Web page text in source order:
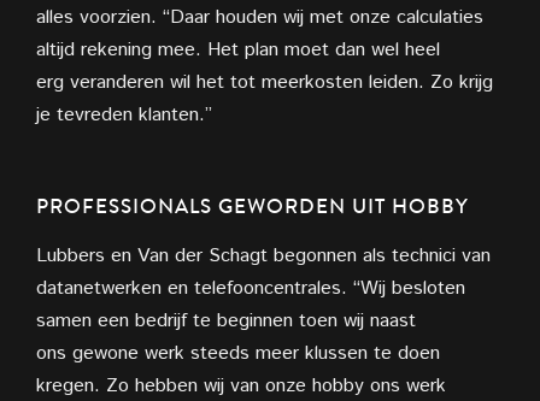
alles voorzien. “Daar houden wij met onze calculaties
altijd rekening mee. Het plan moet dan wel heel
erg veranderen wil het tot meerkosten leiden. Zo krijg
je tevreden klanten.”
PROFESSIONALS GEWORDEN UIT HOBBY
Lubbers en Van der Schagt begonnen als technici van
datanetwerken en telefooncentrales. “Wij besloten
samen een bedrijf te beginnen toen wij naast
ons gewone werk steeds meer klussen te doen
kregen. Zo hebben wij van onze hobby ons werk